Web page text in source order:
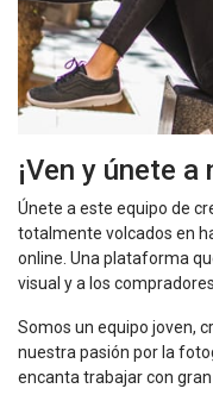
¡Ven y únete
Únete a este equipo de
totalmente volcados en
online. Una plataforma
visual y a los
Somos un equipo joven,
nuestra pasión por la
encanta trabajar con